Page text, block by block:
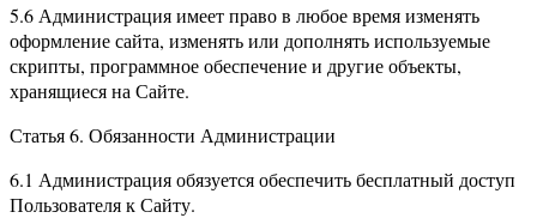
5.6 Администрация имеет право в любое время изменять
оформление сайта, изменять или дополнять используемые
скрипты, программное обеспечение и другие объекты,
хранящиеся на Сайте.
Статья 6. Обязанности Администрации
6.1 Администрация обязуется обеспечить бесплатный доступ
Пользователя к Сайту.